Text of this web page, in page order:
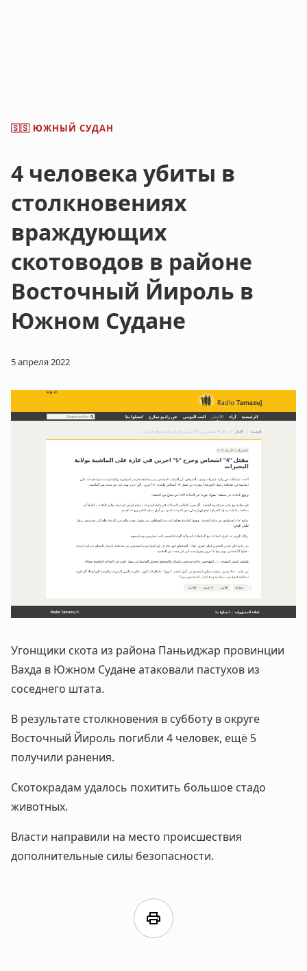
🇸🇸 ЮЖНЫЙ СУДАН
4 человека убиты в
столкновениях
враждующих
скотоводов в районе
Восточный Йироль в
Южном Судане
5 апреля 2022
Угонщики скота из района Паньиджар провинции
Вахда в Южном Судане атаковали пастухов из
соседнего штата.
В результате столкновения в субботу в округе
Восточный Йироль погибли 4 человек, ещё 5
получили ранения.
Скотокрадам удалось похитить большое стадо
животных.
Власти направили на место происшествия
дополнительные силы безопасности.
print